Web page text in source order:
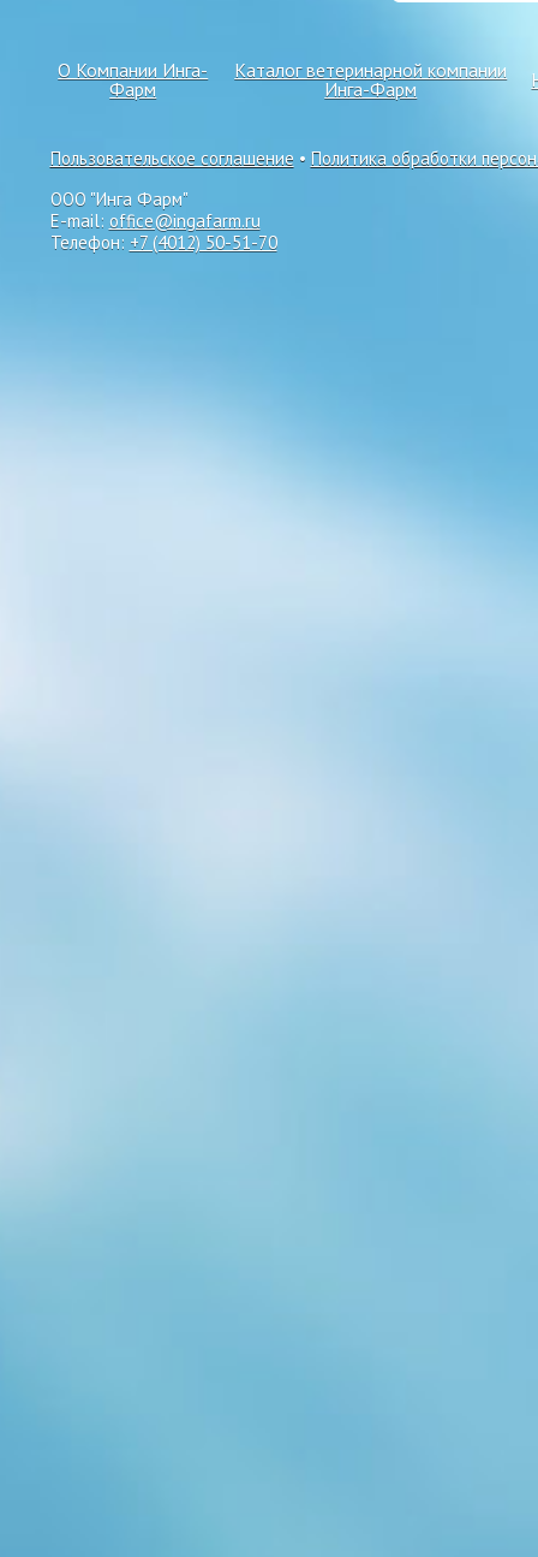
О Компании Инга-
Фарм
Каталог ветеринарной компании
Инга-Фарм
Пользовательское соглашение • Политика обработки
ООО "Инга Фарм"
E-mail: office@ingafarm.ru
Телефон: +7 (4012) 50-51-70